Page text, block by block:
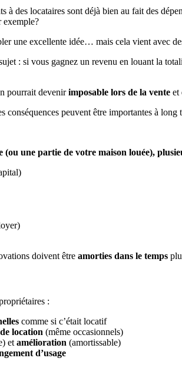
à des locataires sont déjà bien au fait des
exemple?
une excellente idée… mais cela vient avec
: si vous gagnez un revenu en louant la
pourrait devenirimposable lors de la vente et
conséquences peuvent être importantes à long
(ou une partie de votre maison louée),
doivent être amorties dans le temps
:
comme si c’était locatif
location (même occasionnels)
et amélioration (amortissable)
d’usage